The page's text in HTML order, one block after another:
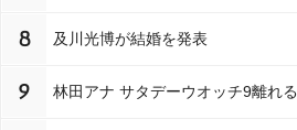
8 及川光博が結婚を発表
9 林田アナ サタデーウオッチ9離れる